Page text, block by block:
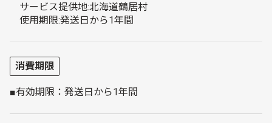
サービス提供地:北海道鶴居村
使用期限:発送日から1年間
消費期限
■有効期限：発送日から1年間